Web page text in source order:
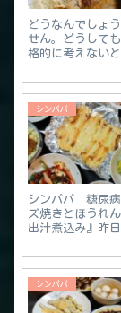
どうなんでしょ
せん。どうして
格的に考えない
シンパパ
シンパパ 糖尿
ズ焼きとほうれ
出汁煮込み』昨
シンパパ